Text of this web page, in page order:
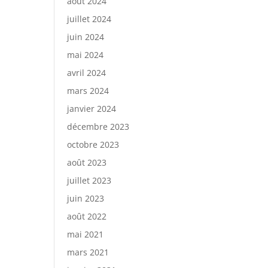
juillet 2024
juin 2024
mai 2024
avril 2024
mars 2024
janvier 2024
décembre 2023
octobre 2023
août 2023
juillet 2023
juin 2023
août 2022
mai 2021
mars 2021